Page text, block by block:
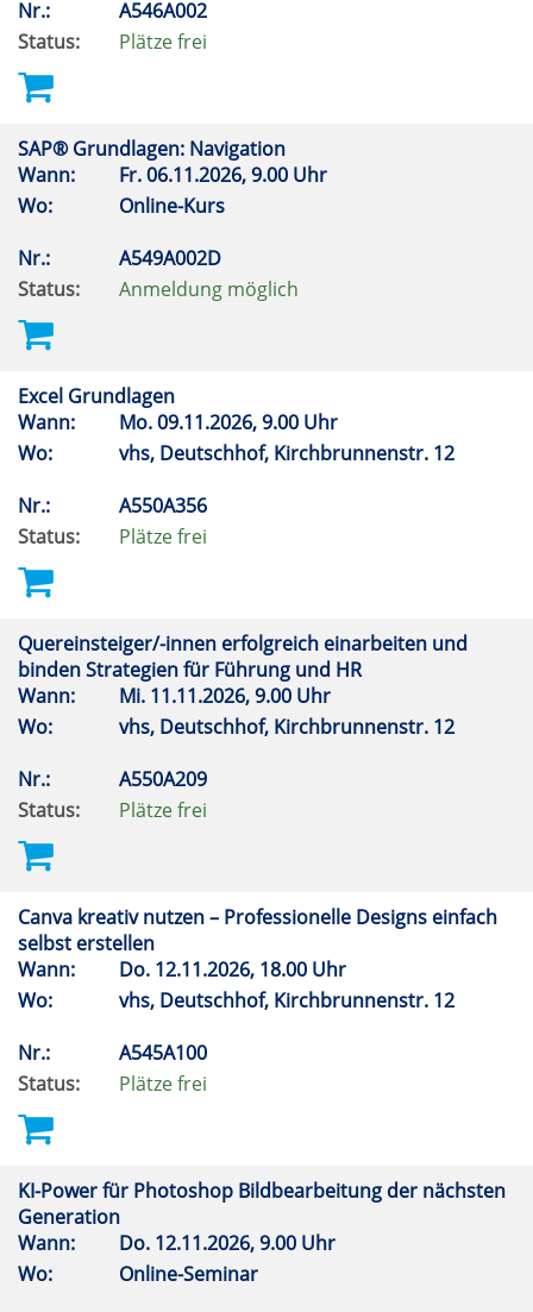
Nr.:
A546A002
Status:
Plätze frei
SAP® Grundlagen: Navigation
Wann:
Fr.06.11.2026, 9.00 Uhr
Wo:
Online-Kurs
Nr.:
A549A002D
Status:
Anmeldung möglich
Excel Grundlagen
Wann:
Mo.09.11.2026, 9.00 Uhr
Wo:
vhs, Deutschhof, Kirchbrunnenstr. 12
Nr.:
A550A356
Status:
Plätze frei
Quereinsteiger/-innen erfolgreich einarbeiten und
binden Strategien für Führung und HR
Wann:
Mi. 11.11.2026, 9.00 Uhr
Wo:
vhs, Deutschhof, Kirchbrunnenstr. 12
Nr.:
A550A209
Status:
Plätze frei
Canva kreativ nutzen – Professionelle Designs einfach
selbst erstellen
Wann:
Do. 12.11.2026, 18.00 Uhr
Wo:
vhs, Deutschhof, Kirchbrunnenstr. 12
Nr.:
A545A100
Status:
Plätze frei
KI-Power für Photoshop Bildbearbeitung der nächsten
Generation
Wann:
Do. 12.11.2026, 9.00 Uhr
Wo:
Online-Seminar